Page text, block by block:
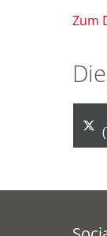
Zum